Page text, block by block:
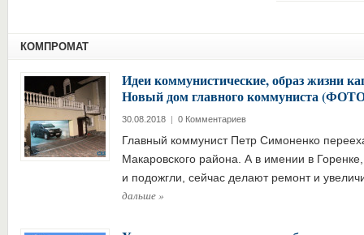
КОМПРОМАТ
Идеи коммунистические, образ жизни
Новый дом главного коммуниста
30.08.2018 | 0 Комментариев
Главный коммунист Петр Симоненко
Макаровского района. А в имении в
и подожгли, сейчас делают ремонт и
дальше»